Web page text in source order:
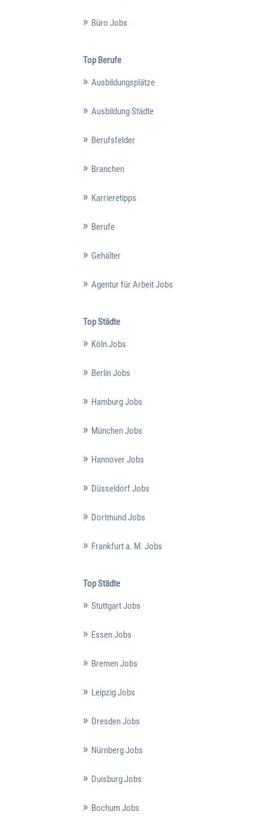
Büro Jobs
Top Berufe
Ausbildungsplätze
Ausbildung Städte
Berufsfelder
Branchen
Karrieretipps
Berufe
Gehälter
Agentur für Arbeit Jobs
Top Städte
Köln Jobs
Berlin Jobs
Hamburg Jobs
München Jobs
Hannover Jobs
Düsseldorf Jobs
Dortmund Jobs
Frankfurt a. M. Jobs
Top Städte
Stuttgart Jobs
Essen Jobs
Bremen Jobs
Leipzig Jobs
Dresden Jobs
Nürnberg Jobs
Duisburg Jobs
Bochum Jobs